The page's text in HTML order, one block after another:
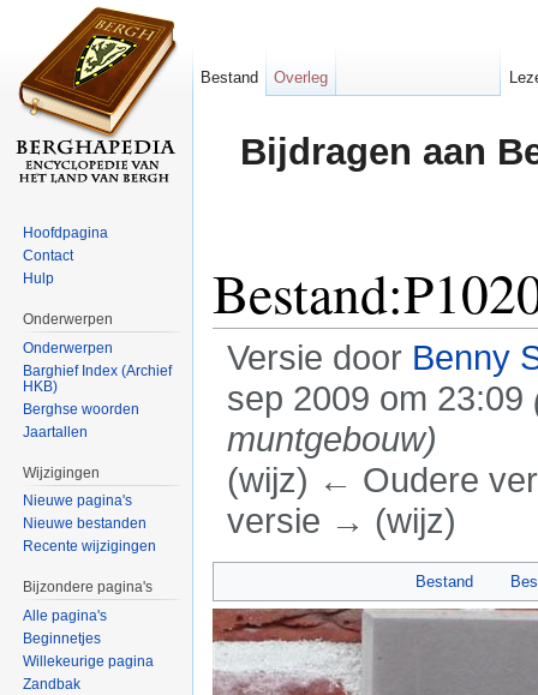
Bijdragen aan
Versie door Benny
sep 2009 om 23:09
muntgebouw)
(wijz) ← Oudere
versie → (wijz)
Bestand
Bestand Overleg
Hoofdpagina
Contact
Hulp
Onderwerpen
Onderwerpen
Barghief Index (Archief
HKB)
Berghse woorden
Jaartallen
Wijzigingen
Nieuwe pagina's
Nieuwe bestanden
Recente wijzigingen
Bijzondere pagina's
Alle pagina's
Beginnetjes
Willekeurige pagina
Zandbak